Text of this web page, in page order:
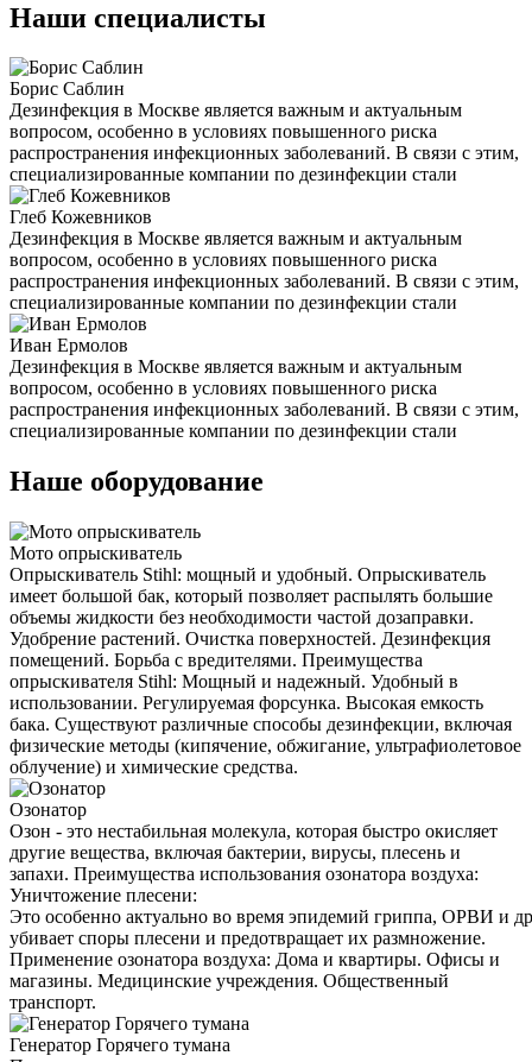
Наши специалисты
Борис Саблин
Дезинфекция в Москве является важным и актуальным
вопросом, особенно в условиях повышенного риска
распространения инфекционных заболеваний. В связи с этим,
специализированные компании по дезинфекции стали
Глеб Кожевников
Дезинфекция в Москве является важным и актуальным
вопросом, особенно в условиях повышенного риска
распространения инфекционных заболеваний. В связи с этим,
специализированные компании по дезинфекции стали
Иван Ермолов
Дезинфекция в Москве является важным и актуальным
вопросом, особенно в условиях повышенного риска
распространения инфекционных заболеваний. В связи с этим,
специализированные компании по дезинфекции стали
Наше оборудование
Мото опрыскиватель
Опрыскиватель Stihl: мощный и удобный. Опрыскиватель
имеет большой бак, который позволяет распылять большие
объемы жидкости без необходимости частой дозаправки.
Удобрение растений. Очистка поверхностей. Дезинфекция
помещений. Борьба с вредителями. Преимущества
опрыскивателя Stihl: Мощный и надежный. Удобный в
использовании. Регулируемая форсунка. Высокая емкость
бака. Существуют различные способы дезинфекции, включая
физические методы (кипячение, обжигание, ультрафиолетовое
облучение) и химические средства.
Озонатор
Озон - это нестабильная молекула, которая быстро окисляет
другие вещества, включая бактерии, вирусы, плесень и
запахи. Преимущества использования озонатора воздуха:
Уничтожение плесени:
Это особенно актуально во время эпидемий гриппа, ОРВИ и
убивает споры плесени и предотвращает их размножение.
Применение озонатора воздуха: Дома и квартиры. Офисы и
магазины. Медицинские учреждения. Общественный
транспорт.
Генератор Горячего тумана